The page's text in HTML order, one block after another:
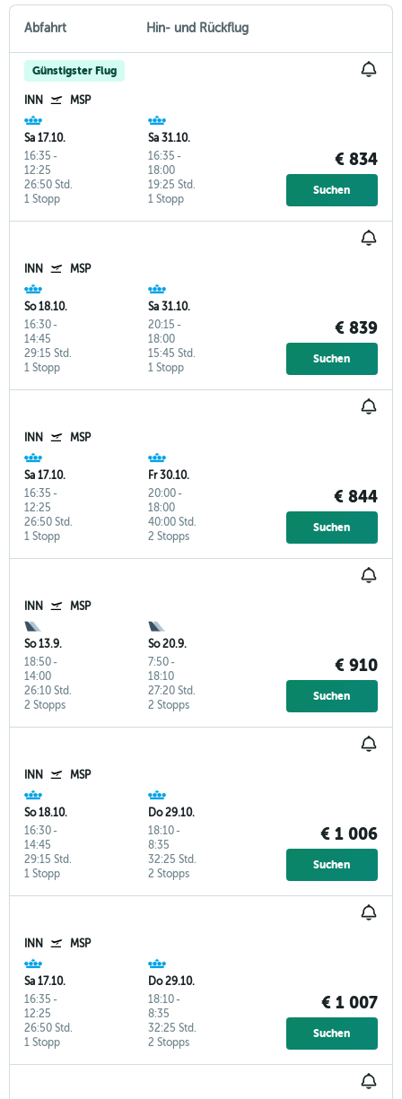
Abfahrt Hin- und Rückflug
Günstigster Flug
INN MSP
Sa 17.10.
16:35 -
12:25
1 Stopp
26:50 Std.
Sa 31.10.
16:35 -
18:00
1 Stopp
19:25 Std.
€ 834
Suchen
INN MSP
So 18.10.
16:30-
14:45
1 Stopp
29:15 Std.
Sa 31.10.
20:15 -
18:00
1 Stopp
15:45 Std.
€ 839
Suchen
INN MSP
Sa 17.10.
16:35 -
12:25
1 Stopp
26:50 Std.
Fr 30.10.
20:00-
18:00
2 Stopps
40:00 Std.
€ 844
Suchen
INN MSP
So 13.9.
18:50-
14:00
2 Stopps
26:10 Std.
So 20.9.
7:50-
18:10
2 Stopps
27:20 Std.
€ 910
Suchen
INN MSP
So 18.10.
16:30-
14:45
1 Stopp
29:15 Std.
Do 29.10.
18:10-
8:35
2 Stopps
32:25 Std.
€ 1 006
Suchen
INN MSP
Sa 17.10.
16:35 -
12:25
1 Stopp
26:50 Std.
Do 29.10.
18:10-
8:35
2 Stopps
32:25 Std.
€ 1 007
Suchen